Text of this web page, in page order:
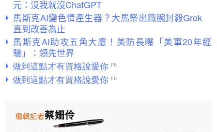
元：沒我就沒ChatGPT
馬斯克AI變色情產生器？大馬祭出鐵腕封殺Grok
直到改善為止
馬斯克AI助攻五角大廈！美防長曝「美軍20年經
驗」：領先世界
蔡姍伶
編輯記者